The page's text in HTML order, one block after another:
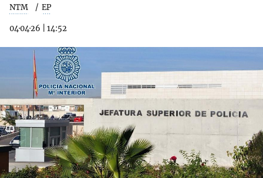
NTM EP
04·04·26 14:52